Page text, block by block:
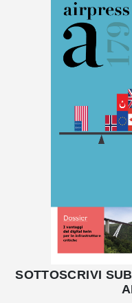
SOTTOSCRIVI